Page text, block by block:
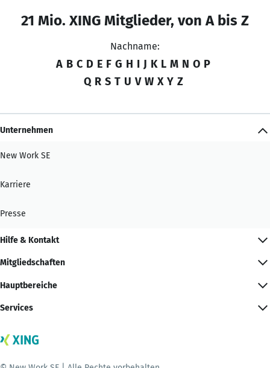
21 Mio. XING Mitglieder, von A bis Z
Nachname:
A B C D E F G H I J K L M N O P
Q R S T U V W X Y Z
Unternehmen
New Work SE
Karriere
Presse
Hilfe & Kontakt
Mitgliedschaften
Hauptbereiche
Services